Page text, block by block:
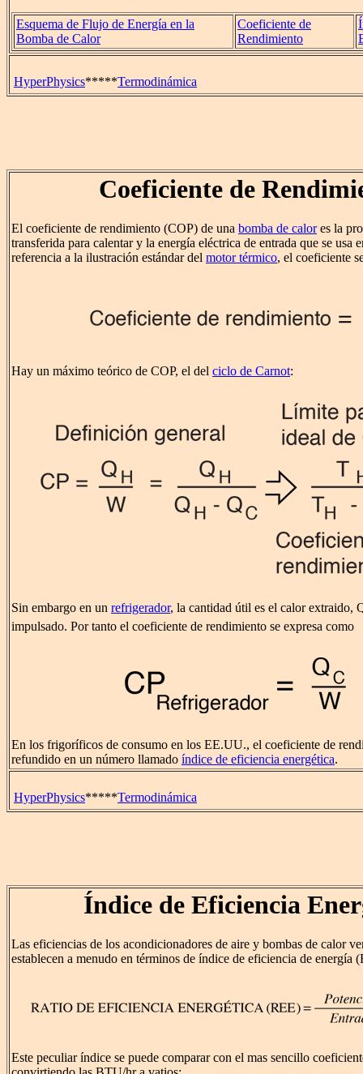
Esquema de Flujo de Energía en la
Bomba de Calor
Coeficiente de
Rendimiento
HyperPhysics*****Termodinámica
Coeficiente de
El coeficiente de rendimiento (COP) de una bomba de calores la
transferida para calentar y la energía eléctrica de entrada que se usa
referencia a la ilustración estándar del motor térmico, el coeficiente
Hay un máximo teórico de COP, el del ciclo de Carnot:
Sin embargo en un refrigerador, la cantidad útil es el calor extraido,
impulsado. Por tanto el coeficiente de rendimiento se expresa como
En los frigoríficos de consumo en los EE.UU., el coeficiente de
refundido en un número llamado índice de eficiencia energética.
HyperPhysics*****Termodinámica
Índice de Eficiencia
Las eficiencias de los acondicionadores de aire y bombas de calor
establecen a menudo en términos de índice de eficiencia de energía
Este peculiar índice se puede comparar con el mas sencillo